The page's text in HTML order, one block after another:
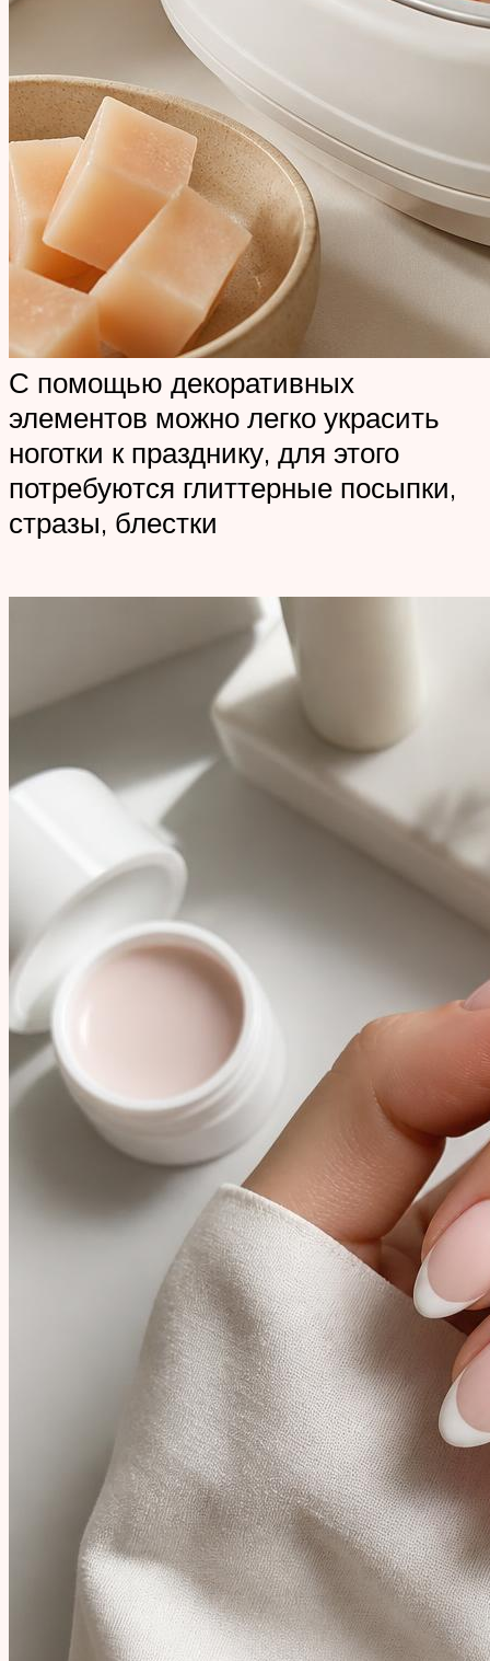
С помощью декоративных
элементов можно легко украсить
ноготки к празднику, для этого
потребуются глиттерные посыпки,
стразы, блестки